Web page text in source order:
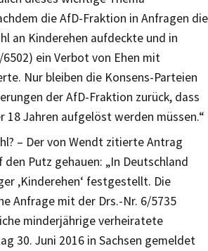
die AfD-Fraktion in Anfragen die
an Kinderehen aufdeckte und in
ein Verbot von Ehen mit
Nur bleiben die Konsens-Parteien
der AfD-Fraktion zurück, dass
18 Jahren aufgelöst werden müssen.“
– Der von Wendt zitierte Antrag
Putz gehauen: „In Deutschland
‚Kinderehen‘ festgestellt. Die
Anfrage mit der Drs.-Nr. 6/5735
minderjährige verheiratete
30. Juni 2016 in Sachsen gemeldet